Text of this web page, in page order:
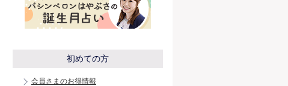
初めての方
会員さまのお得情報